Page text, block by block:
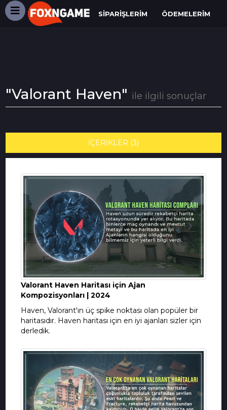
SIPARIŞLERIM ÖDEMELERIM
"Valorant Haven" ile ilgili sonuçlar
İÇERİKLER (3)
Valorant Haven Haritası için Ajan
Kompozisyonları | 2024
Haven, Valorant'ın üç spike noktası olan popüler bir
haritasıdır. Haven haritası için en iyi ajanları sizler için
derledik.